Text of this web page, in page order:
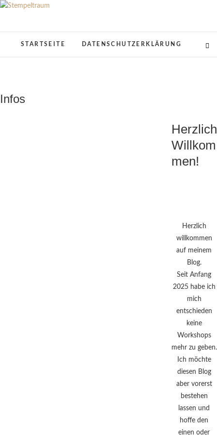
Skip
Stempeltraum
STARTSEITE DATENSCHUTZERKLÄRUNG
Infos
Herzlich
Willkom
men!
Herzlich
willkommen
auf meinem
Blog.
Seit Anfang
2025 habe ich
mich
entschieden
keine
Workshops
mehr zu geben.
Ich möchte
diesen Blog
aber vorerst
bestehen
lassen und
hoffe den
einen oder